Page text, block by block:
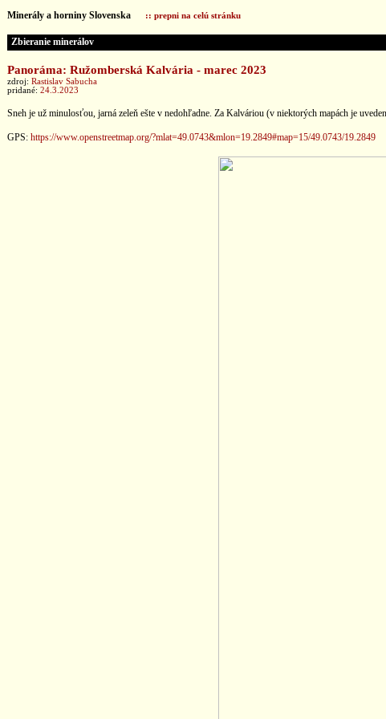
Minerály a horniny Slovenska :: prepni na celú stránku
Zbieranie minerálov
Panoráma: Ružomberská Kalvária - marec 2023
zdroj: Rastislav Sabucha
pridané: 24.3.2023
Sneh je už minulosťou, jarná zeleň ešte v nedohľadne. Za Kalváriou (v niektorých mapách je
GPS: https://www.openstreetmap.org/?mlat=49.0743&mlon=19.2849#map=15/49.0743/19.2849